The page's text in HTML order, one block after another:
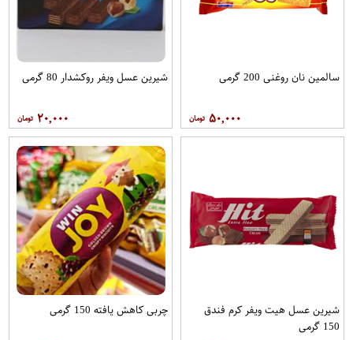
سالمین نان روغنی 200 گرمی
۵۰,۰۰۰
شیرین عسل ویفر روکشدار 80 گرمی
۲۰,۰۰۰
شیرین عسل هیت ویفر کرم فندق
150 گرمی
چربی کاهش یافته 150 گرمی